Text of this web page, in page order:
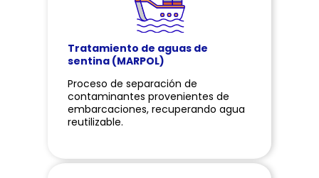
Tratamiento de aguas de
sentina (MARPOL)
Proceso de separación de
contaminantes provenientes de
embarcaciones, recuperando agua
reutilizable.